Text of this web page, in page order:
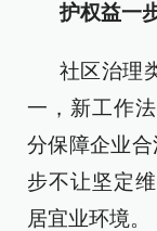
护权益一
社区治理
一，新工作
分保障企业
步不让坚定
居宜业环境。